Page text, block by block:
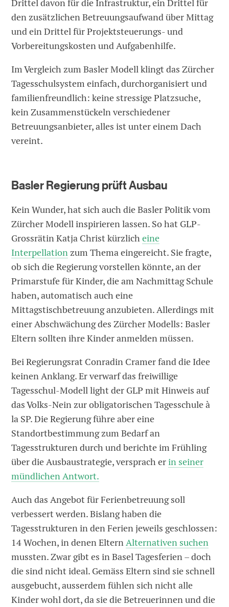
Drittel davon für die Infrastruktur, ein Drittel für
den zusätzlichen Betreuungsaufwand über Mittag
und ein Drittel für Projektsteuerungs- und
Vorbereitungskosten und Aufgabenhilfe.
Im Vergleich zum Basler Modell klingt das Zürcher
Tagesschulsystem einfach, durchorganisiert und
familienfreundlich: keine stressige Platzsuche,
kein Zusammenstückeln verschiedener
Betreuungsanbieter, alles ist unter einem Dach
vereint.
Basler Regierung prüft Ausbau
Kein Wunder, hat sich auch die Basler Politik vom
Zürcher Modell inspirieren lassen. So hat GLP-
Grossrätin Katja Christ kürzlicheine
Interpellationzum Thema eingereicht. Sie fragte,
ob sich die Regierung vorstellen könnte, an der
Primarstufe für Kinder, die am Nachmittag Schule
haben, automatisch auch eine
Mittagstischbetreuung anzubieten. Allerdings mit
einer Abschwächung des Zürcher Modells: Basler
Eltern sollten ihre Kinder anmelden müssen.
Bei Regierungsrat Conradin Cramer fand die Idee
keinen Anklang. Er verwarf das freiwillige
Tagesschul-Modell light der GLP mit Hinweis auf
das Volks-Nein zur obligatorischen Tagesschule à
la SP. Die Regierung führe aber eine
Standortbestimmung zum Bedarf an
Tagesstrukturen durch und berichte im Frühling
über die Ausbaustrategie, versprach erin seiner
mündlichen Antwort.
Auch das Angebot für Ferienbetreuung soll
verbessert werden. Bislang haben die
Tagesstrukturen in den Ferien jeweils geschlossen:
14 Wochen, in denen ElternAlternativen suchen
mussten. Zwar gibt es in Basel Tagesferien – doch
die sind nicht ideal. Gemäss Eltern sind sie schnell
ausgebucht, ausserdem fühlen sich nicht alle
Kinder wohl dort, da sie die Betreuerinnen und die